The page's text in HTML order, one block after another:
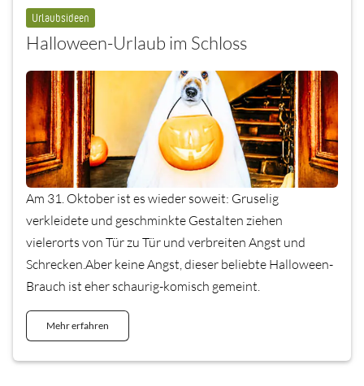
Urlaubsideen
Halloween-Urlaub im Schloss
Am 31. Oktober ist es wieder soweit: Gruselig
verkleidete und geschminkte Gestalten ziehen
vielerorts von Tür zu Tür und verbreiten Angst und
Schrecken.Aber keine Angst, dieser beliebte Halloween-
Brauch ist eher schaurig-komisch gemeint.
Mehr erfahren